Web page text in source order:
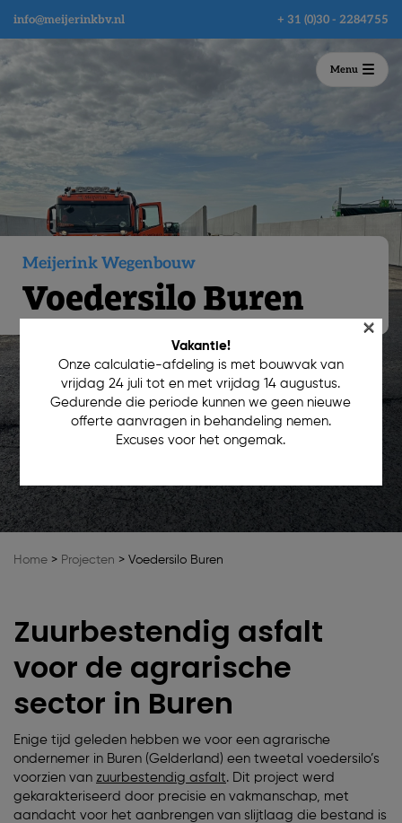
info@meijerinkbv.nl + 31 (0)30 - 2284755
Menu
Meijerink Wegenbouw
Voedersilo Buren
Home > Projecten > Voedersilo Buren
Zuurbestendig asfalt
voor de agrarische
sector in Buren
Enige tijd geleden hebben we voor een agrarische
ondernemer in Buren (Gelderland) een tweetal voedersilo’s
voorzien van zuurbestendig asfalt. Dit project werd
gekarakteriseerd door precisie en vakmanschap, met
aandacht voor het aanbrengen van slijtlaag die bestand is
Vakantie!
Onze calculatie-afdeling is met bouwvak van
vrijdag 24 juli tot en met vrijdag 14 augustus.
Gedurende die periode kunnen we geen nieuwe
offerte aanvragen in behandeling nemen.
Excuses voor het ongemak.
×